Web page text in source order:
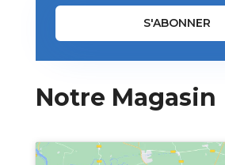
S'ABONNER
Notre Magasin